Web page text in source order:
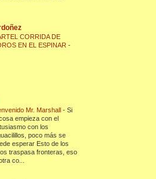
CORRIDA DE
EN EL ESPINAR-
Mr. Marshall-Si
empieza con el
con los
poco más se
esperar Esto de los
traspasa fronteras, eso
co...